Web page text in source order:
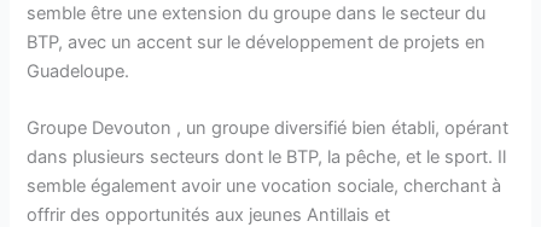
semble être une extension du groupe dans le secteur du
BTP, avec un accent sur le développement de projets en
Guadeloupe.
Groupe Devouton , un groupe diversifié bien établi, opérant
dans plusieurs secteurs dont le BTP, la pêche, et le sport. Il
semble également avoir une vocation sociale, cherchant à
offrir des opportunités aux jeunes Antillais et